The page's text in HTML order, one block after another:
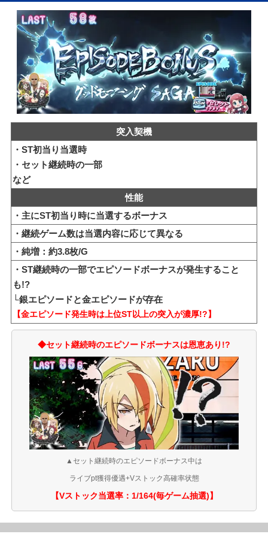
突入契機
・ST初当り当選時
・セット継続時の一部
など
性能
・主にST初当り時に当選するボーナス
・継続ゲーム数は当選内容に応じて異なる
・純増：約3.8枚/G
・ST継続時の一部でエピソードボーナスが発生すること
も!?
└銀エピソードと金エピソードが存在
【金エピソード発生時は上位ST以上の突入が濃厚!?】
◆セット継続時のエピソードボーナスは恩恵あり!?
▲ セット継続時のエピソードボーナス中は
ライブpt獲得優遇+Vストック高確率状態
【Vストック当選率：1/164(毎ゲーム抽選)】